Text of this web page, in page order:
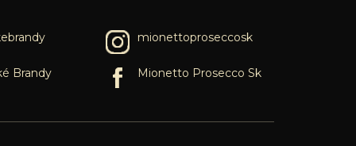
Brandy
mionettoproseccosk
Mionetto Prosecco Sk